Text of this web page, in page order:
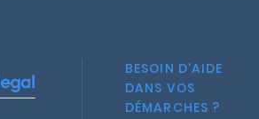
BESOIN D'AIDE
DANS VOS
DÉMARCHES ?